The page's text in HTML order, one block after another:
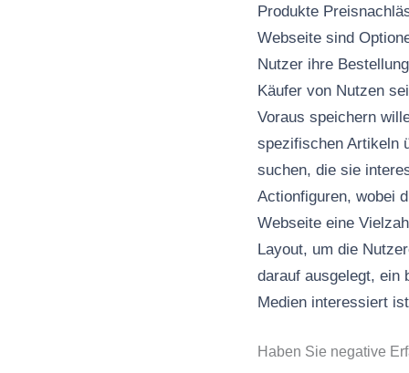
Produkte
Webseite sind
Nutzer ihre
Käufer von Nutzen
Voraus speichern
spezifischen Artikeln
suchen, die sie
Actionfiguren, wobei
Webseite eine
Layout, um die
darauf ausgelegt, ein
Medien interessiert
Haben Sie negative